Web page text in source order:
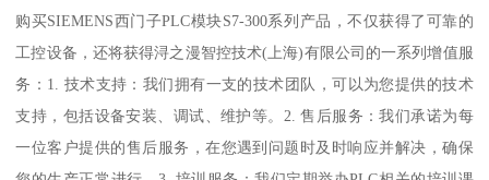
购买SIEMENS西门子PLC模块S7-300系列产品，不仅获得了可靠的
工控设备，还将获得浔之漫智控技术(上海)有限公司的一系列增值服
务：1. 技术支持：我们拥有一支的技术团队，可以为您提供的技术
支持，包括设备安装、调试、维护等。2. 售后服务：我们承诺为每
一位客户提供的售后服务，在您遇到问题时及时响应并解决，确保